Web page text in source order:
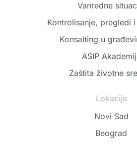
Vanredne
Kontrolisanje, pregledi
Konsalting u
ASIP
Zaštita životne
Lokacije
Novi Sad
Beograd